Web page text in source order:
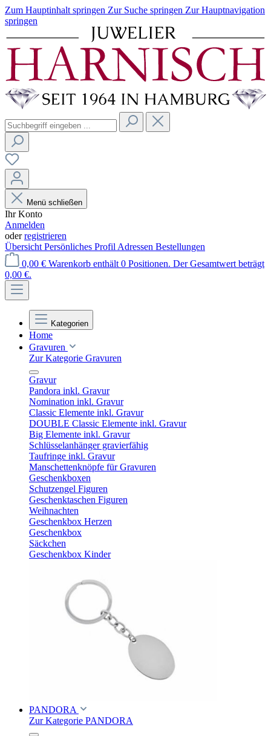
Zum Hauptinhalt springen Zur Suche springen Zur Hauptnavigation
springen
Menü schließen
Ihr Konto
Anmelden
oderregistrieren
Übersicht Persönliches Profil Adressen Bestellungen
0,00 € Warenkorb enthält 0 Positionen. Der Gesamtwert beträgt
0,00 €.
Kategorien
Home
Gravuren
Zur Kategorie Gravuren
Gravur
Pandora inkl. Gravur
Nomination inkl. Gravur
Classic Elemente inkl. Gravur
DOUBLE Classic Elemente inkl. Gravur
Big Elemente inkl. Gravur
Schlüsselanhänger gravierfähig
Taufringe inkl. Gravur
Manschettenknöpfe für Gravuren
Geschenkboxen
Schutzengel Figuren
Geschenktaschen Figuren
Weihnachten
Geschenkbox Herzen
Geschenkbox
Säckchen
Geschenkbox Kinder
PANDORA
Zur Kategorie PANDORA